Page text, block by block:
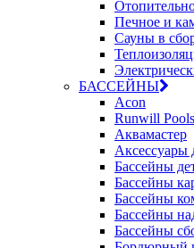
Печное и
Сауны в
БАССЕЙНЫ
Acon
Runwill Pools
Аквамастер
Аксессуары
Бассейны
Бассейны
Бассейны
Бассейны
Бассейны